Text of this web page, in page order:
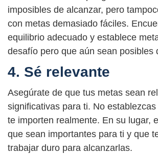
imposibles de alcanzar, pero
con metas demasiado fáciles.
equilibrio adecuado y establece
desafío pero que aún sean posibles
4. Sé relevante
Asegúrate de que tus metas sean
significativas para ti. No
te importen realmente. En su lugar,
que sean importantes para ti y que
trabajar duro para alcanzarlas.